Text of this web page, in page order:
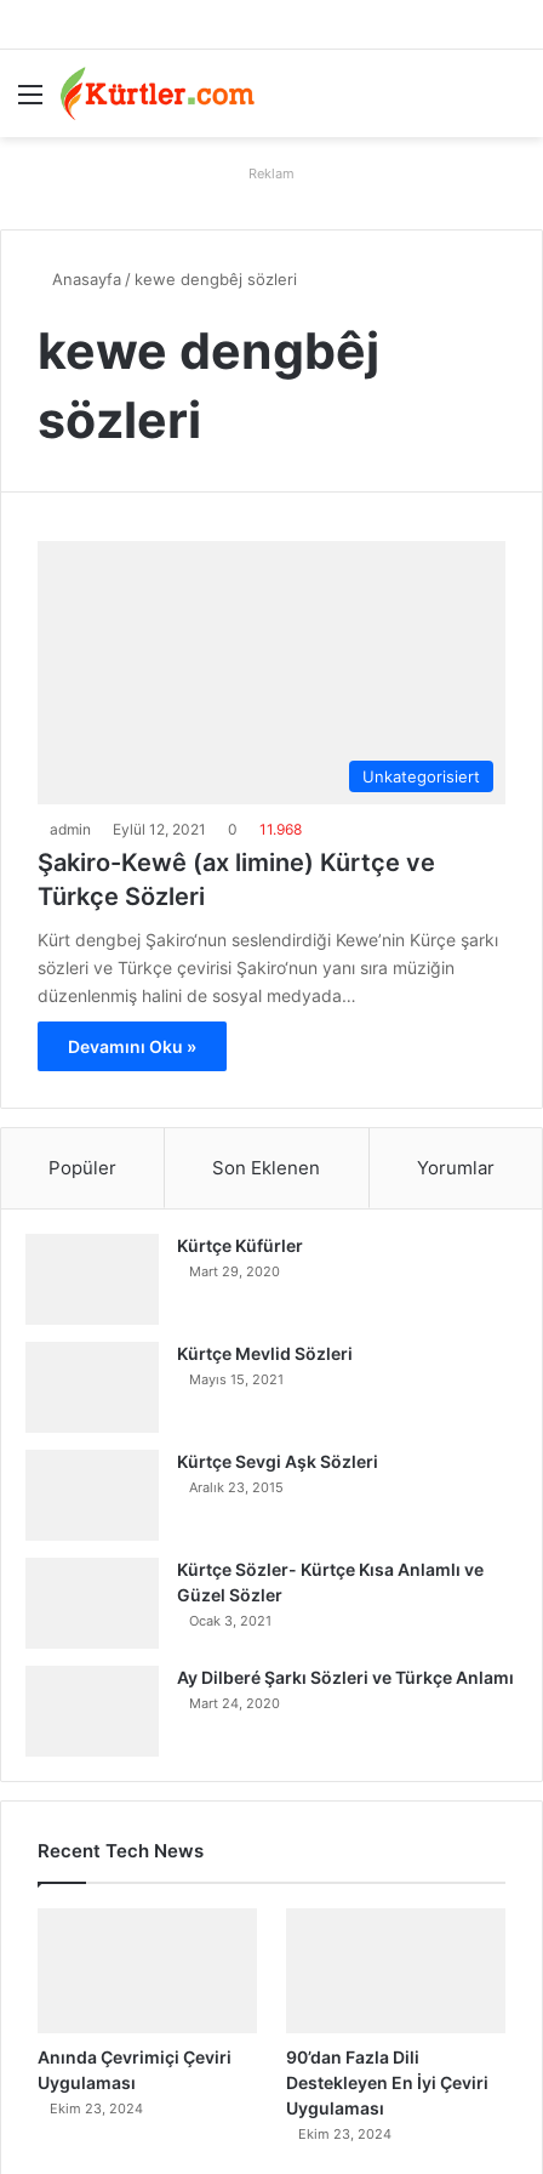
Menü
Reklam
Anasayfa / kewe dengbêj sözleri
kewe dengbêj
sözleri
Unkategorisiert
admin Eylül 12, 2021 0 11.968
Şakiro-Kewê (ax limine) Kürtçe ve
Türkçe Sözleri
Kürt dengbej Şakiro‘nun seslendirdiği Kewe’nin Kürçe şarkı
sözleri ve Türkçe çevirisi Şakiro‘nun yanı sıra müziğin
düzenlenmiş halini de sosyal medyada…
Devamını Oku »
Popüler Son Eklenen Yorumlar
Kürtçe Küfürler
Mart 29, 2020
Kürtçe Mevlid Sözleri
Mayıs 15, 2021
Kürtçe Sevgi Aşk Sözleri
Aralık 23, 2015
Kürtçe Sözler- Kürtçe Kısa Anlamlı ve
Güzel Sözler
Ocak 3, 2021
Ay Dilberé Şarkı Sözleri ve Türkçe Anlamı
Mart 24, 2020
Recent Tech News
Anında Çevrimiçi Çeviri
Uygulaması
Ekim 23, 2024
90’dan Fazla Dili
Destekleyen En İyi Çeviri
Uygulaması
Ekim 23, 2024